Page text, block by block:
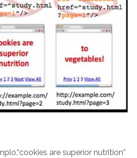
are superior nutrition”